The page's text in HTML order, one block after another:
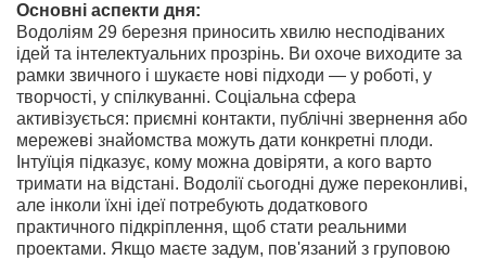
Основні аспекти дня:
Водоліям 29 березня приносить хвилю несподіваних
ідей та інтелектуальних прозрінь. Ви охоче виходите за
рамки звичного і шукаєте нові підходи — у роботі, у
творчості, у спілкуванні. Соціальна сфера
активізується: приємні контакти, публічні звернення або
мережеві знайомства можуть дати конкретні плоди.
Інтуїція підказує, кому можна довіряти, а кого варто
тримати на відстані. Водолії сьогодні дуже переконливі,
але інколи їхні ідеї потребують додаткового
практичного підкріплення, щоб стати реальними
проектами. Якщо маєте задум, пов'язаний з груповою